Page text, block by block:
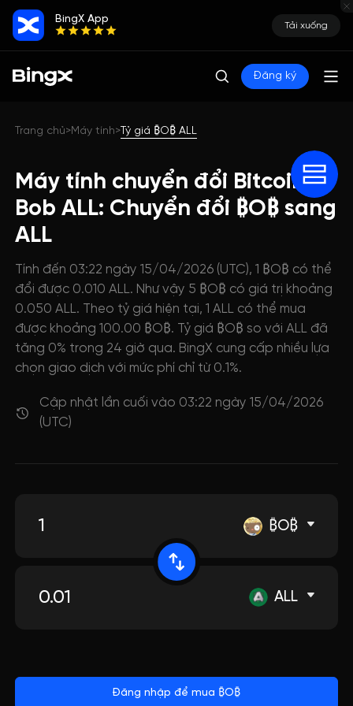
BingX App
Tải xuống
Đăng ký
Trang chủ>Máy tính>Tỷ giá ₿O₿ ALL
Máy tính chuyển đổi Bitcoin
Bob ALL: Chuyển đổi ₿O₿ sang
ALL
Tính đến 03:22 ngày 15/04/2026 (UTC), 1 ₿O₿ có thể
đổi được 0.010 ALL. Như vậy 5 ₿O₿ có giá trị khoảng
0.050 ALL. Theo tỷ giá hiện tại, 1 ALL có thể mua
được khoảng 100.00 ₿O₿. Tỷ giá ₿O₿ so với ALL đã
tăng 0% trong 24 giờ qua. BingX cung cấp nhiều lựa
chọn giao dịch với mức phí chỉ từ 0.1%.
Cập nhật lần cuối vào 03:22 ngày 15/04/2026
(UTC)
₿O₿
ALL
Đăng nhập để mua ₿O₿